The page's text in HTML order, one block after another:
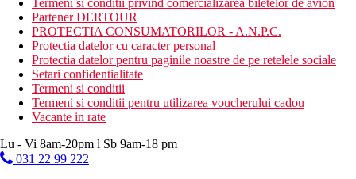
Termeni si conditii privind comercializarea biletelor de avion
Partener DERTOUR
PROTECTIA CONSUMATORILOR - A.N.P.C.
Protectia datelor cu caracter personal
Protectia datelor pentru paginile noastre de pe retelele sociale
Setari confidentialitate
Termeni si conditii
Termeni si conditii pentru utilizarea voucherului cadou
Vacante in rate
Lu - Vi 8am-20pm l Sb 9am-18 pm
031 22 99 222